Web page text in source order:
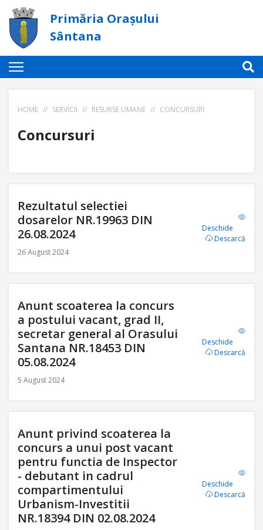
Primăria Orașului
Sântana
HOME // SERVICII // RESURSE UMANE // CONCURSURI
Concursuri
Rezultatul selectiei
dosarelor NR.19963 DIN
26.08.2024
26 August 2024
Deschide
Descarcă
Anunt scoaterea la concurs
a postului vacant, grad II,
secretar general al Orasului
Santana NR.18453 DIN
05.08.2024
5 August 2024
Deschide
Descarcă
Anunt privind scoaterea la
concurs a unui post vacant
pentru functia de Inspector
- debutant in cadrul
compartimentului
Urbanism-Investitii
NR.18394 DIN 02.08.2024
Deschide
Descarcă